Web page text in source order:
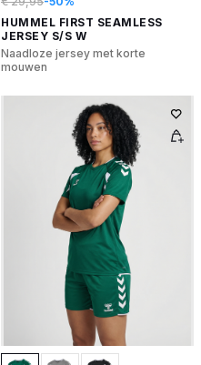
HUMMEL FIRST SEAMLESS
JERSEY S/S W
Naadloze jersey met korte
mouwen